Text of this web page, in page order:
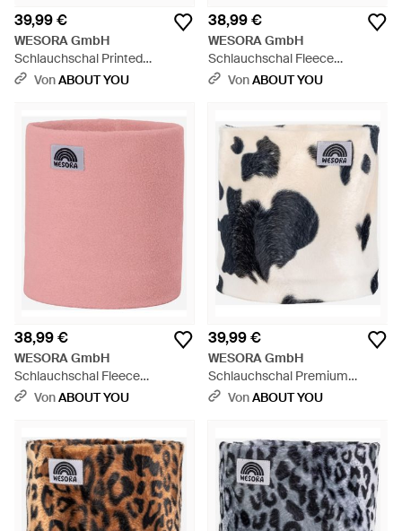
39,99 €
WESORA GmbH
Schlauchschal Printed
Neckwarmer Fleece Uv-Schutz
VonABOUT YOU
38,99 €
WESORA GmbH
Schlauchschal Fleece
Neckwarmer - Pink
VonABOUT YOU
38,99 €
WESORA GmbH
Schlauchschal Fleece
Neckwarmer - Pink
VonABOUT YOU
39,99 €
WESORA GmbH
Schlauchschal Premium
Kunstfell Neckwarmer - Blau
VonABOUT YOU